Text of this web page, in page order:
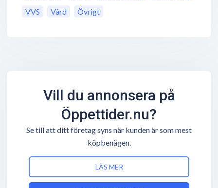
VVS
Vård Övrigt
Vill du annonsera på
Öppettider.nu?
Se till att ditt företag syns när kunden är som mest
köpbenägen.
LÄS MER